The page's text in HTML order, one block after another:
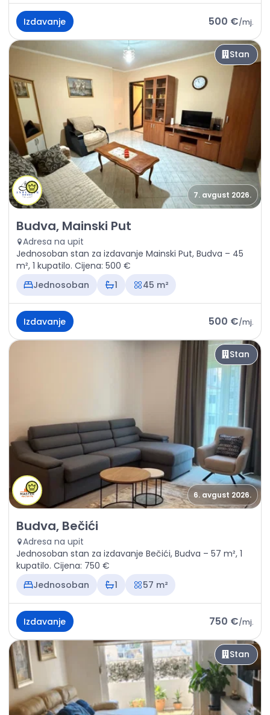
Izdavanje 500 €/mj.
Stan
7. avgust 2026.
Izdavanje - Stan Budva, Mainski Put
Budva, Mainski Put
Adresa na upit
Jednosoban stan za izdavanje Mainski Put, Budva – 45
m², 1 kupatilo. Cijena: 500 €
Jednosoban
1 45 m²
Izdavanje 500 €/mj.
Stan
6. avgust 2026.
Izdavanje - Stan Budva, Bečići
Budva, Bečići
Adresa na upit
Jednosoban stan za izdavanje Bečići, Budva – 57 m², 1
kupatilo. Cijena: 750 €
Jednosoban
1 57 m²
Izdavanje 750 €/mj.
Stan